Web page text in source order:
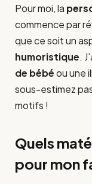
Pour moi, la
commence par
que ce soit un
humoristique.
de bébéou une
sous-estimez
motifs !
Quels
pour mon